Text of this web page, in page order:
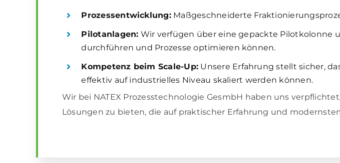
Prozessentwicklung:Maßgeschneiderte
Pilotanlagen: Wir verfügen über eine gepackte Pilotkolonne
durchführen und Prozesse optimieren können.
Kompetenz beim Scale-Up: Unsere Erfahrung stellt sicher,
effektiv auf industrielles Niveau skaliert werden können.
Wir bei NATEX Prozesstechnologie GesmbH haben uns
Lösungen zu bieten, die auf praktischer Erfahrung und